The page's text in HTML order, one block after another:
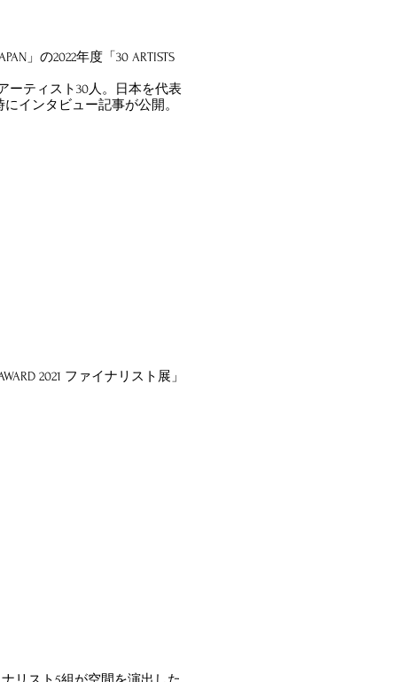
」の2022年度「30 ARTISTS
ーティスト30人。日本を代表
インタビュー記事が公開。
2021 ファイナリスト展」